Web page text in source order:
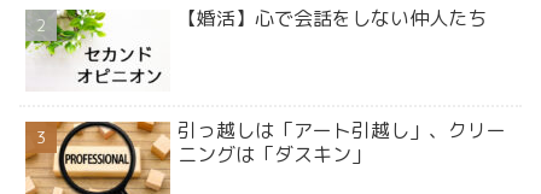
【婚活】心で会話をしない仲人たち
引っ越しは「アート引越し」、クリー
ニングは「ダスキン」